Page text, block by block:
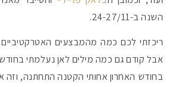
השנה ב-24-27/11.
ריכזתי לכם כמה מהמבצעים האטרקטיביים
אבל קודם גם כמה מילים לאן נעלמתי
בחודש האחרון אחותי הקטנה התחתנה, וזה